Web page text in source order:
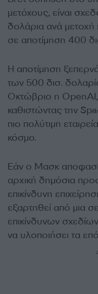
μετόχους, είναι
δολάρια ανά μετοχή
σε αποτίμηση 400
Η αποτίμηση
των 500 δισ.
Οκτώβριο η OpenAI,
καθιστώντας την
πιο πολύτιμη
κόσμο.
Εάν ο Μασκ
αρχική δημόσια
επικίνδυνη
εξαρτηθεί από μια
επικίνδυνων
να υλοποιήσει τα